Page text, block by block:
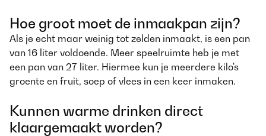
Hoe groot moet de inmaakpan zijn?
Als je echt maar weinig tot zelden inmaakt, is een pan
van 16 liter voldoende. Meer speelruimte heb je met
een pan van 27 liter. Hiermee kun je meerdere kilo's
groente en fruit, soep of vlees in een keer inmaken.
Kunnen warme drinken direct
klaargemaakt worden?